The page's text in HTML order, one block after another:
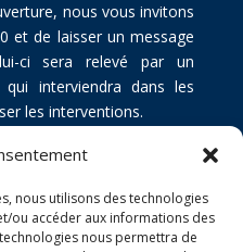
nous utilisons des technologies
ou accéder aux informations des
nous permettra de
nous vous invitons
et de laisser un message
ci sera relevé par un
interviendra dans les
les interventions.